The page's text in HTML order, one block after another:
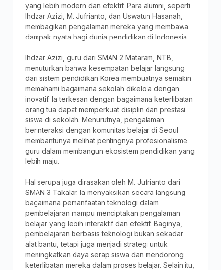
yang lebih modern dan efektif. Para alumni, seperti
Ihdzar Azizi, M. Jufrianto, dan Uswatun Hasanah,
membagikan pengalaman mereka yang membawa
dampak nyata bagi dunia pendidikan di Indonesia.
Ihdzar Azizi, guru dari SMAN 2 Mataram, NTB,
menuturkan bahwa kesempatan belajar langsung
dari sistem pendidikan Korea membuatnya semakin
memahami bagaimana sekolah dikelola dengan
inovatif. Ia terkesan dengan bagaimana keterlibatan
orang tua dapat memperkuat disiplin dan prestasi
siswa di sekolah. Menurutnya, pengalaman
berinteraksi dengan komunitas belajar di Seoul
membantunya melihat pentingnya profesionalisme
guru dalam membangun ekosistem pendidikan yang
lebih maju.
Hal serupa juga dirasakan oleh M. Jufrianto dari
SMAN 3 Takalar. Ia menyaksikan secara langsung
bagaimana pemanfaatan teknologi dalam
pembelajaran mampu menciptakan pengalaman
belajar yang lebih interaktif dan efektif. Baginya,
pembelajaran berbasis teknologi bukan sekadar
alat bantu, tetapi juga menjadi strategi untuk
meningkatkan daya serap siswa dan mendorong
keterlibatan mereka dalam proses belajar. Selain itu,